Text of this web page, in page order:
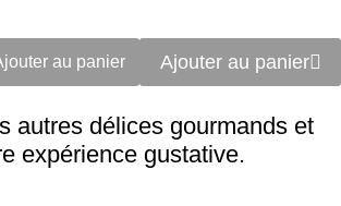
au panier Ajouter au panier
autres délices gourmands et
expérience gustative.